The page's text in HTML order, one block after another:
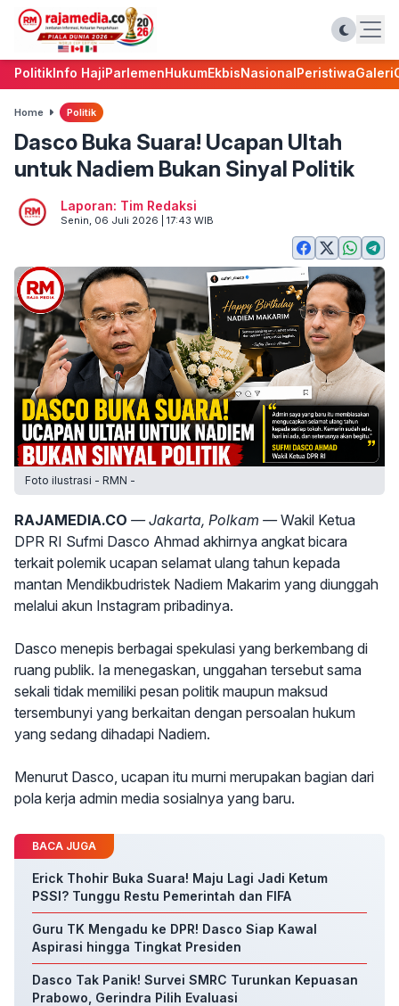
PolitikInfo HajiParlemenHukumEkbisNasionalPeristiwaGaleri
Home Politik
Dasco Buka Suara! Ucapan Ultah
untuk Nadiem Bukan Sinyal Politik
Laporan: Tim Redaksi
Senin, 06 Juli 2026 | 17:43 WIB
Foto ilustrasi - RMN -
RAJAMEDIA.CO — Jakarta, Polkam —Wakil Ketua
DPR RI Sufmi Dasco Ahmad akhirnya angkat bicara
terkait polemik ucapan selamat ulang tahun kepada
mantan Mendikbudristek Nadiem Makarim yang diunggah
melalui akun Instagram pribadinya.
Dasco menepis berbagai spekulasi yang berkembang di
ruang publik. Ia menegaskan, unggahan tersebut sama
sekali tidak memiliki pesan politik maupun maksud
tersembunyi yang berkaitan dengan persoalan hukum
yang sedang dihadapi Nadiem.
Menurut Dasco, ucapan itu murni merupakan bagian dari
pola kerja admin media sosialnya yang baru.
BACA JUGA
Erick Thohir Buka Suara! Maju Lagi Jadi Ketum
PSSI? Tunggu Restu Pemerintah dan FIFA
Guru TK Mengadu ke DPR! Dasco Siap Kawal
Aspirasi hingga Tingkat Presiden
Dasco Tak Panik! Survei SMRC Turunkan Kepuasan
Prabowo, Gerindra Pilih Evaluasi